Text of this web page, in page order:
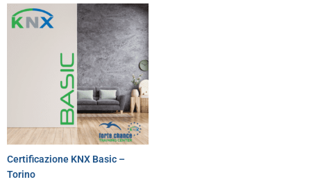
Certificazione KNX Basic –
Torino